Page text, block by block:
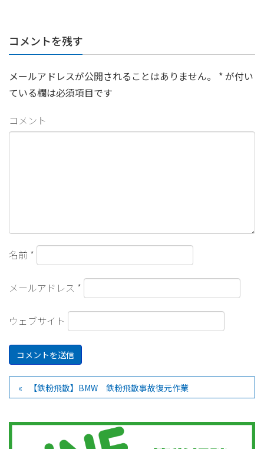
コメントを残す
メールアドレスが公開されることはありません。 *が付い
ている欄は必須項目です
コメント
名前 *
メールアドレス *
ウェブサイト
【鉄粉飛散】BMW 鉄粉飛散事故復元作業